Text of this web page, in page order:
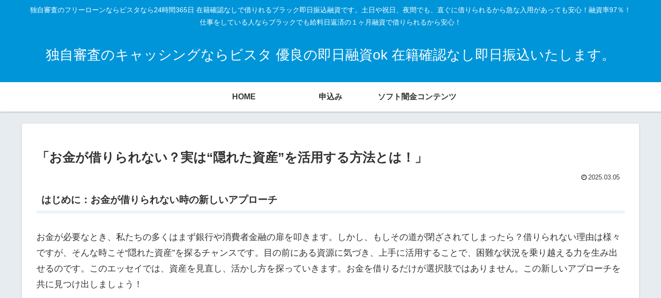
独自審査のフリーローンならビスタなら24時間365日 在籍確認なしで借りれるブラック即日振込融資です。土日や祝日、夜間でも、直ぐに借りられるから急な入用があっても安心！融資率97％！
仕事をしている人ならブラックでも給料日返済の１ヶ月融資で借りられるから安心！
独自審査のキャッシングならビスタ 優良の即日融資ok 在籍確認なし即日振込いたします。
HOME 申込み ソフト闇金コンテンツ
「お金が借りられない？実は“隠れた資産”を活用する方法とは！」
2025.03.05
はじめに：お金が借りられない時の新しいアプローチ
お金が必要なとき、私たちの多くはまず銀行や消費者金融の扉を叩きます。しかし、もしその道が閉ざされてしまったら？借りられない理由は様々
ですが、そんな時こそ“隠れた資産”を探るチャンスです。目の前にある資源に気づき、上手に活用することで、困難な状況を乗り越える力を生み出
せるのです。このエッセイでは、資産を見直し、活かし方を探っていきます。お金を借りるだけが選択肢ではありません。この新しいアプローチを
共に見つけ出しましょう！